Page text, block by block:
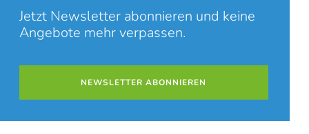
Jetzt Newsletter abonnieren und keine
Angebote mehr verpassen.
NEWSLETTER ABONNIEREN